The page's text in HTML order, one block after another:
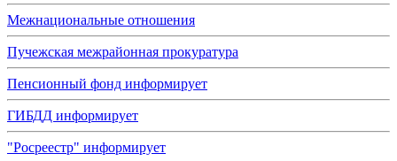
Межнациональные отношения
Пучежская межрайонная прокуратура
Пенсионный фонд информирует
ГИБДД информирует
"Росреестр" информирует